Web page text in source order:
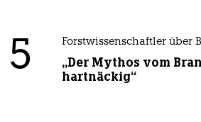
5 Forstwissenschaftler über
„Der Mythos vom
hartnäckig“